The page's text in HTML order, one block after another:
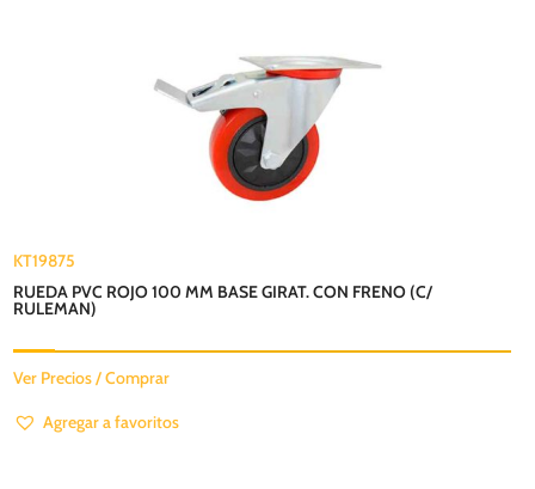
KT19875
RUEDA PVC ROJO 100 MM BASE GIRAT. CON FRENO (C/
RULEMAN)
Ver Precios / Comprar
Agregar a favoritos